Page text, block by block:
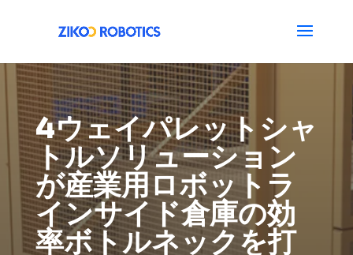
4ウェイパレットシャ
トルソリューション
が産業用ロボットラ
インサイド倉庫の効
率ボトルネックを打